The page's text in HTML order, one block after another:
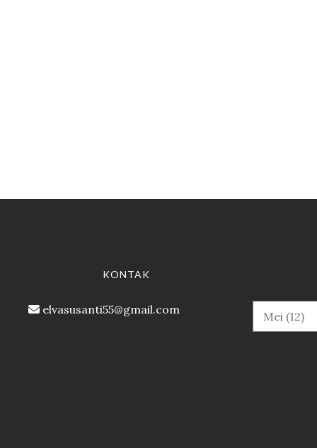
KONTAK
elvasusanti55@gmail.com